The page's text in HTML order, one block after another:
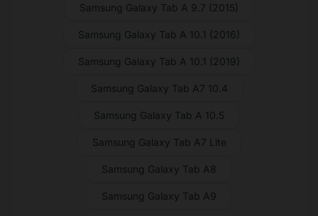
Samsung Galaxy Tab A 9.7 (2015)
Samsung Galaxy Tab A 10.1 (2016)
Samsung Galaxy Tab A 10.1 (2019)
Samsung Galaxy Tab A7 10.4
Samsung Galaxy Tab A 10.5
Samsung Galaxy Tab A7 Lite
Samsung Galaxy Tab A8
Samsung Galaxy Tab A9